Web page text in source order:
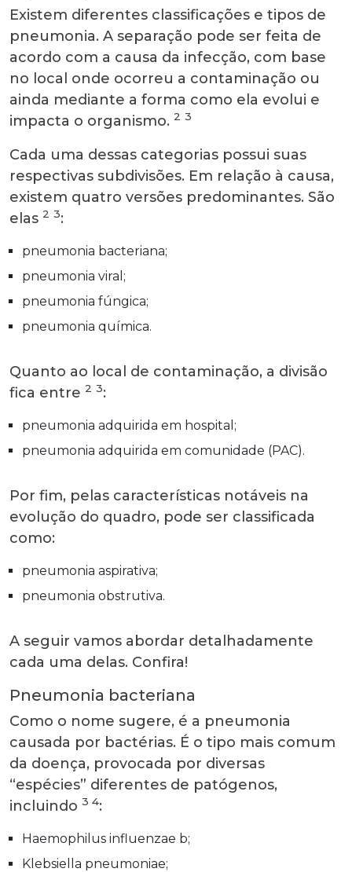
Existem diferentes classificações e tipos de
pneumonia. A separação pode ser feita de
acordo com a causa da infecção, com base
no local onde ocorreu a contaminação ou
ainda mediante a forma como ela evolui e
impacta o organismo. 2 3
Cada uma dessas categorias possui suas
respectivas subdivisões. Em relação à causa,
existem quatro versões predominantes. São
elas 2 3:
pneumonia bacteriana;
pneumonia viral;
pneumonia fúngica;
pneumonia química.
Quanto ao local de contaminação, a divisão
fica entre 2 3:
pneumonia adquirida em hospital;
pneumonia adquirida em comunidade (PAC).
Por fim, pelas características notáveis na
evolução do quadro, pode ser classificada
como:
pneumonia aspirativa;
pneumonia obstrutiva.
A seguir vamos abordar detalhadamente
cada uma delas. Confira!
Pneumonia bacteriana
Como o nome sugere, é a pneumonia
causada por bactérias. É o tipo mais comum
da doença, provocada por diversas
“espécies” diferentes de patógenos,
incluindo 3 4:
Haemophilus influenzae b;
Klebsiella pneumoniae;